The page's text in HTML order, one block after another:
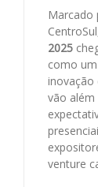
Marcado
2025
como
vão além
venture